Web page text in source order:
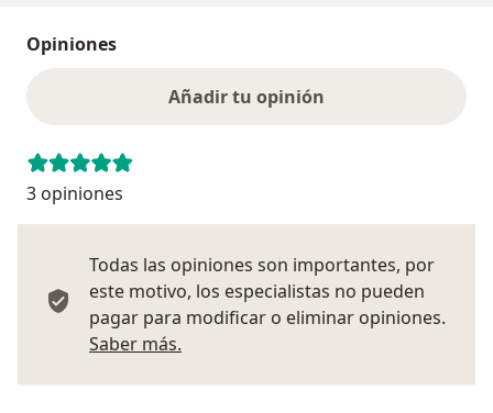
Opiniones
Añadir tu opinión
3 opiniones
Todas las opiniones son importantes, por
este motivo, los especialistas no pueden
pagar para modificar o eliminar opiniones.
Saber más.